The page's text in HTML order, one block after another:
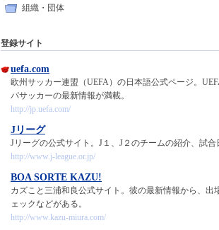
組織・団体
登録サイト
uefa.com
欧州サッカー連盟（UEFA）の日本語公式ページ。
パサッカーの最新情報が満載。
http://jp.uefa.com/
Jリーグ
Jリーグの公式サイト。J１、J２のチームの紹介、試合
http://www.j-league.or.jp/
BOA SORTE KAZU!
カズこと三浦和良公式サイト。彼の最新情報から、
ェックなどがある。
http://www.kazu-miura.com/